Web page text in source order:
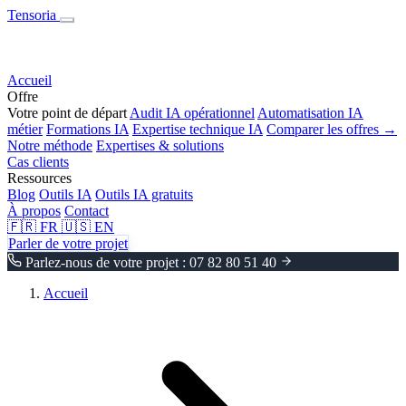
Tensoria
Accueil
Offre
Votre point de départ Audit IA opérationnel Automatisation IA
métier Formations IA Expertise technique IA Comparer les offres →
Notre méthode Expertises & solutions
Cas clients
Ressources
Blog Outils IA Outils IA gratuits
À propos Contact
🇫🇷 FR 🇺🇸 EN
Parler de votre projet
Parlez-nous de votre projet : 07 82 80 51 40
Accueil